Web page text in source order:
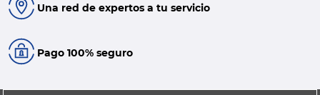
Una red de expertos a tu servicio
Pago 100% seguro